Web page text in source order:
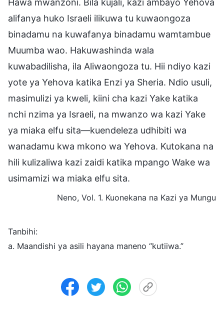
alifanya huko Israeli ilikuwa tu kuwaongoza
binadamu na kuwafanya binadamu wamtambue
Muumba wao. Hakuwashinda wala
kuwabadilisha, ila Aliwaongoza tu. Hii ndiyo kazi
yote ya Yehova katika Enzi ya Sheria. Ndio usuli,
masimulizi ya kweli, kiini cha kazi Yake katika
nchi nzima ya Israeli, na mwanzo wa kazi Yake
ya miaka elfu sita—kuendeleza udhibiti wa
wanadamu kwa mkono wa Yehova. Kutokana na
hili kulizaliwa kazi zaidi katika mpango Wake wa
usimamizi wa miaka elfu sita.
Neno, Vol. 1. Kuonekana na Kazi ya Mungu
Tanbihi:
a. Maandishi ya asili hayana maneno “kutiiwa.”